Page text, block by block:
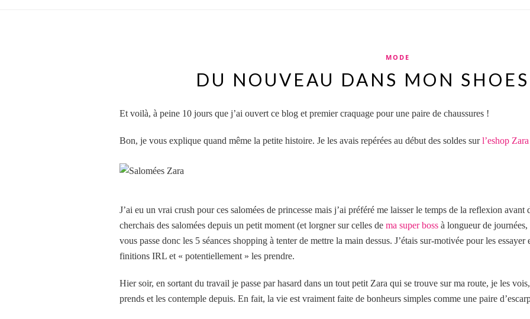
MODE
DU NOUVEAU DANS MON
Et voilà, à peine 10 jours que j’ai ouvert ce blog et premier craquage pour une paire de chaussures !
Bon, je vous explique quand même la petite histoire. Je les avais repérées au début des soldes surl’eshop Zara
J’ai eu un vrai crush pour ces salomées de princesse mais j’ai préféré me laisser le temps de la reflexion
cherchais des salomées depuis un petit moment (et lorgner sur celles de ma super boss à longueur de
vous passe donc les 5 séances shopping à tenter de mettre la main dessus. J’étais sur-motivée pour les
finitions IRL et « potentiellement » les prendre.
Hier soir, en sortant du travail je passe par hasard dans un tout petit Zara qui se trouve sur ma route, je les
prends et les contemple depuis. En fait, la vie est vraiment faite de bonheurs simples comme une paire